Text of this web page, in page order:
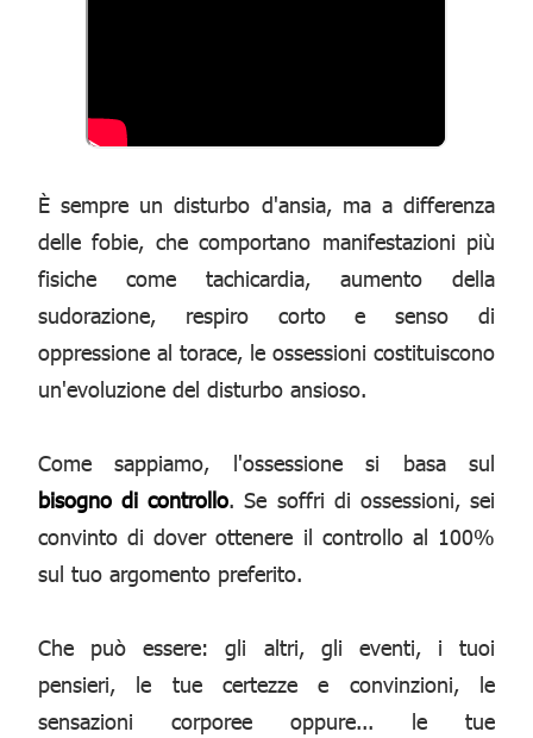
È sempre un disturbo d'ansia, ma a differenza
delle fobie, che comportano manifestazioni più
fisiche come tachicardia, aumento della
sudorazione, respiro corto e senso di
oppressione al torace, le ossessioni costituiscono
un'evoluzione del disturbo ansioso.
Come sappiamo, l'ossessione si basa sul
bisogno di controllo. Se soffri di ossessioni, sei
convinto di dover ottenere il controllo al 100%
sul tuo argomento preferito.
Che può essere: gli altri, gli eventi, i tuoi
pensieri, le tue certezze e convinzioni, le
sensazioni corporee oppure... le tue